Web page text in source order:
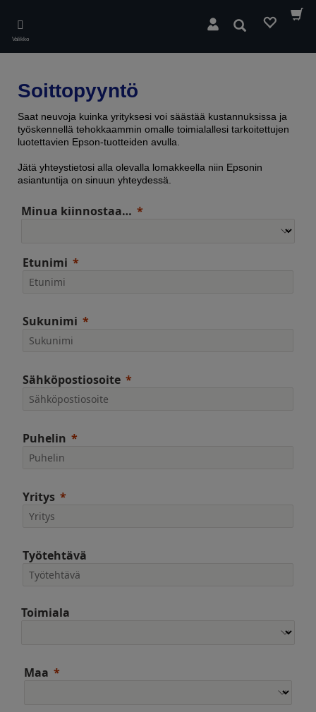
main
content
Valikko
Hae
Soittopyyntö
Saat neuvoja kuinka yrityksesi voi säästää kustannuksissa ja
työskennellä tehokkaammin omalle toimialallesi tarkoitettujen
luotettavien Epson-tuotteiden avulla.
Jätä yhteystietosi alla olevalla lomakkeella niin Epsonin
asiantuntija on sinuun yhteydessä.
Minua kiinnostaa…
Etunimi
Sukunimi
Sähköpostiosoite
Puhelin
Yritys
Työtehtävä
Toimiala
Maa